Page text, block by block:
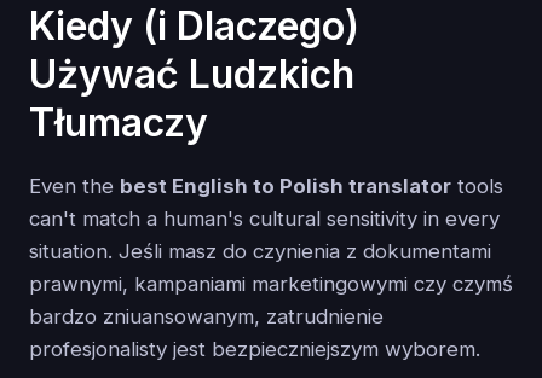
Kiedy (i Dlaczego)
Używać Ludzkich
Tłumaczy
Even the best English to Polish translator tools
can't match a human's cultural sensitivity in every
situation. Jeśli masz do czynienia z dokumentami
prawnymi, kampaniami marketingowymi czy czymś
bardzo zniuansowanym, zatrudnienie
profesjonalisty jest bezpieczniejszym wyborem.